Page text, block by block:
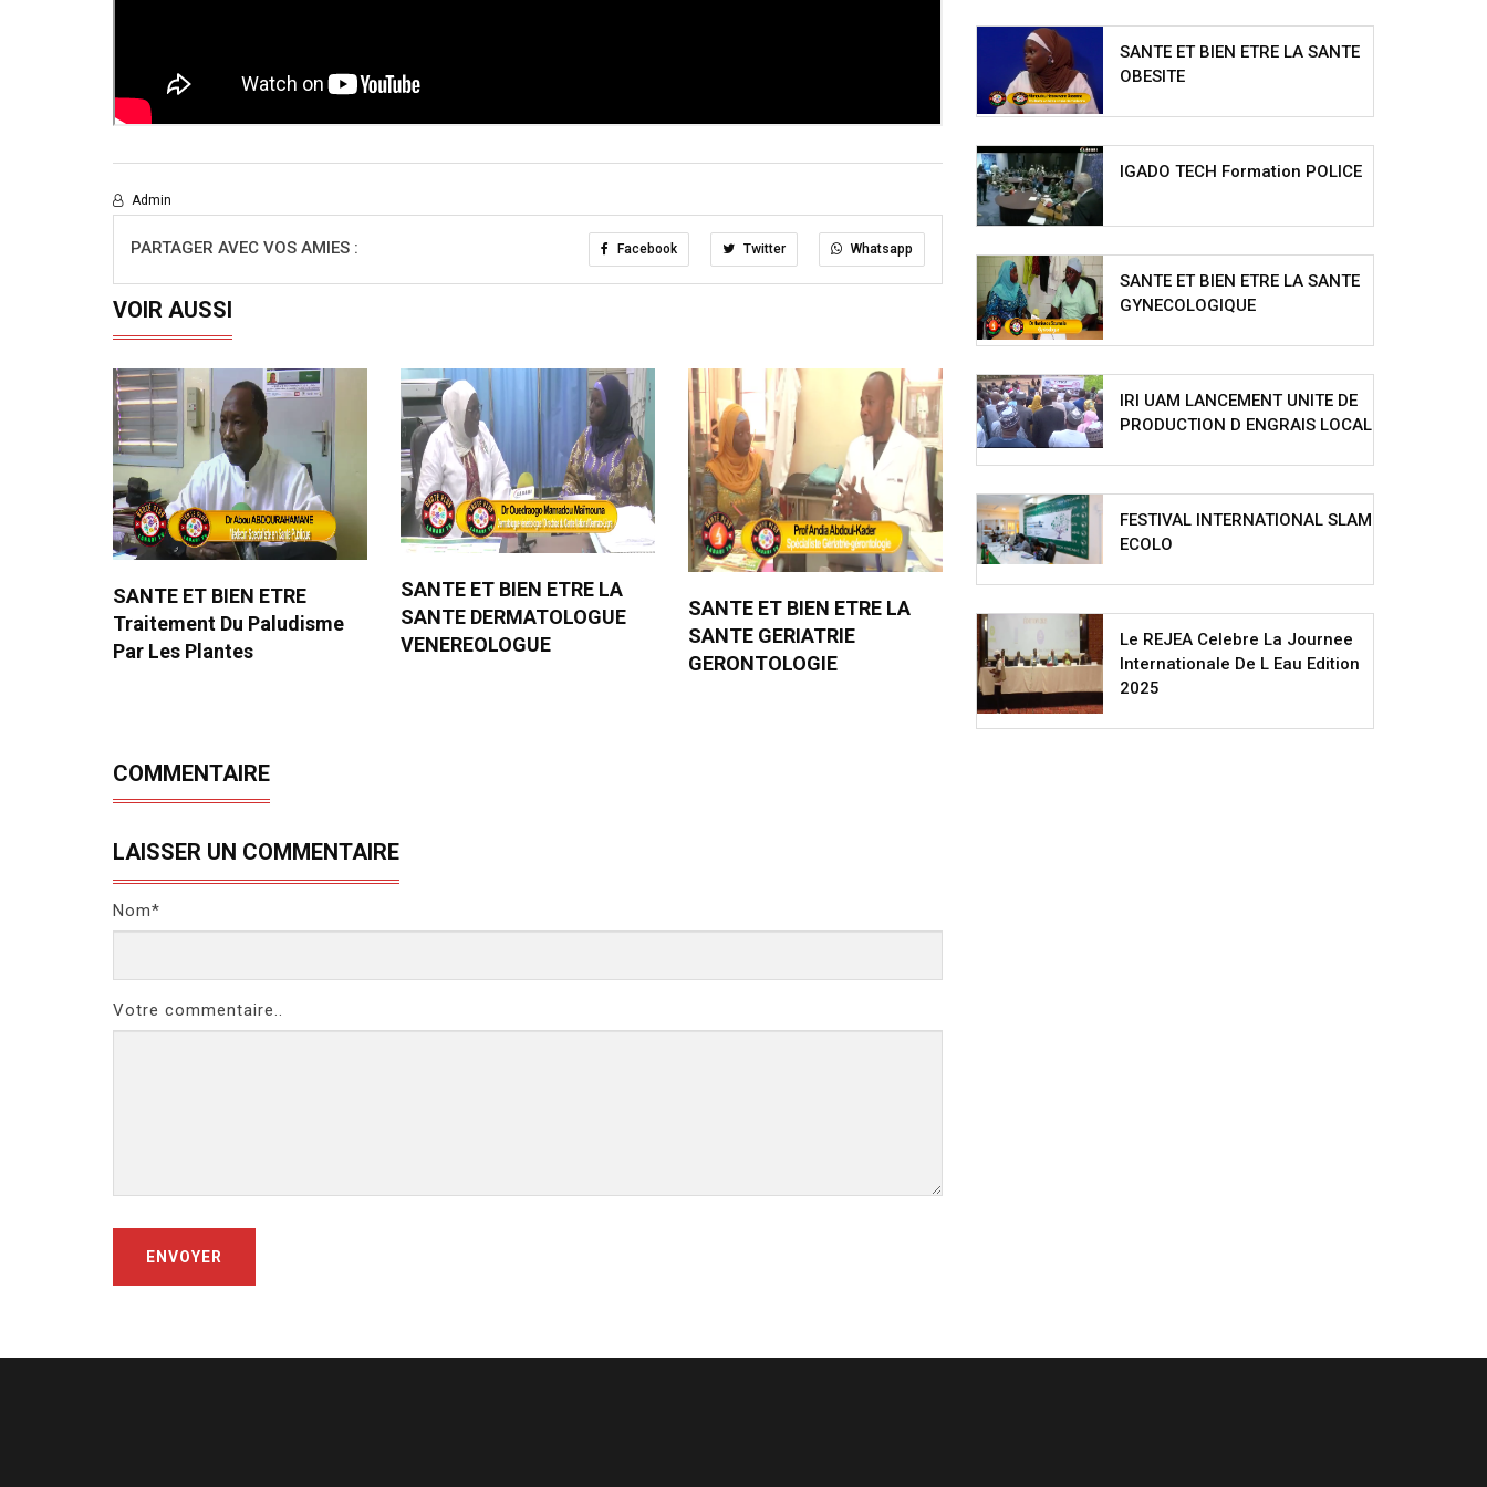
Admin
PARTAGER AVEC VOS AMIES : Facebook Twitter Whatsapp
VOIR AUSSI
SANTE ET BIEN ETRE
Traitement Du Paludisme
Par Les Plantes
SANTE ET BIEN ETRE LA
SANTE DERMATOLOGUE
VENEREOLOGUE
SANTE ET BIEN ETRE LA
SANTE GERIATRIE
GERONTOLOGIE
COMMENTAIRE
LAISSER UN COMMENTAIRE
Nom*
Votre commentaire..
ENVOYER
SANTE ET BIEN ETRE LA SANTE
OBESITE
IGADO TECH Formation POLICE
SANTE ET BIEN ETRE LA SANTE
GYNECOLOGIQUE
IRI UAM LANCEMENT UNITE DE
PRODUCTION D ENGRAIS LOCAL
FESTIVAL INTERNATIONAL SLAM
ECOLO
Le REJEA Celebre La Journee
Internationale De L Eau Edition
2025